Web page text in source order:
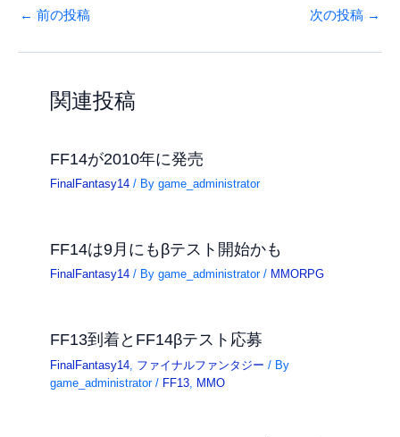
← 前の投稿 次の投稿 →
関連投稿
FF14が2010年に発売
FinalFantasy14 / Bygame_administrator
FF14は9月にもβテスト開始かも
FinalFantasy14 / Bygame_administrator/ MMORPG
FF13到着とFF14βテスト応募
FinalFantasy14 ファイナルファンタジー / By
game_administrator/ FF13 MMO